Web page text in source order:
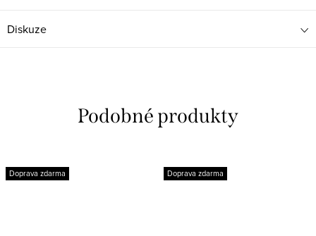
Diskuze
Doprava zdarma Doprava zdarma